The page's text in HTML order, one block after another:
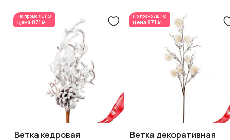
По промоЛЕТО
цена 871 ₽
Ветка кедровая
По промоЛЕТО
цена 871 ₽
Ветка декоративная